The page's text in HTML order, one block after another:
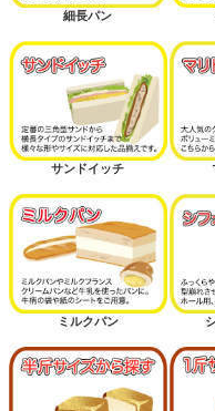
細長パン
サンドイッチ
ミルクパン